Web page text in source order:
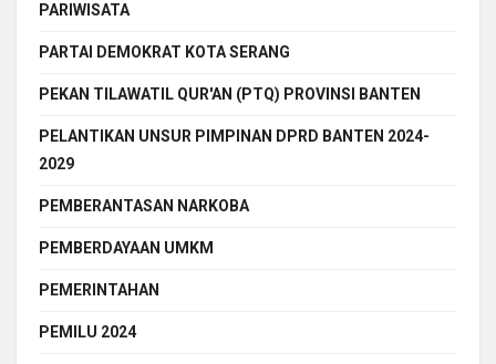
PARIWISATA
PARTAI DEMOKRAT KOTA SERANG
PEKAN TILAWATIL QUR'AN (PTQ) PROVINSI BANTEN
PELANTIKAN UNSUR PIMPINAN DPRD BANTEN 2024-
2029
PEMBERANTASAN NARKOBA
PEMBERDAYAAN UMKM
PEMERINTAHAN
PEMILU 2024